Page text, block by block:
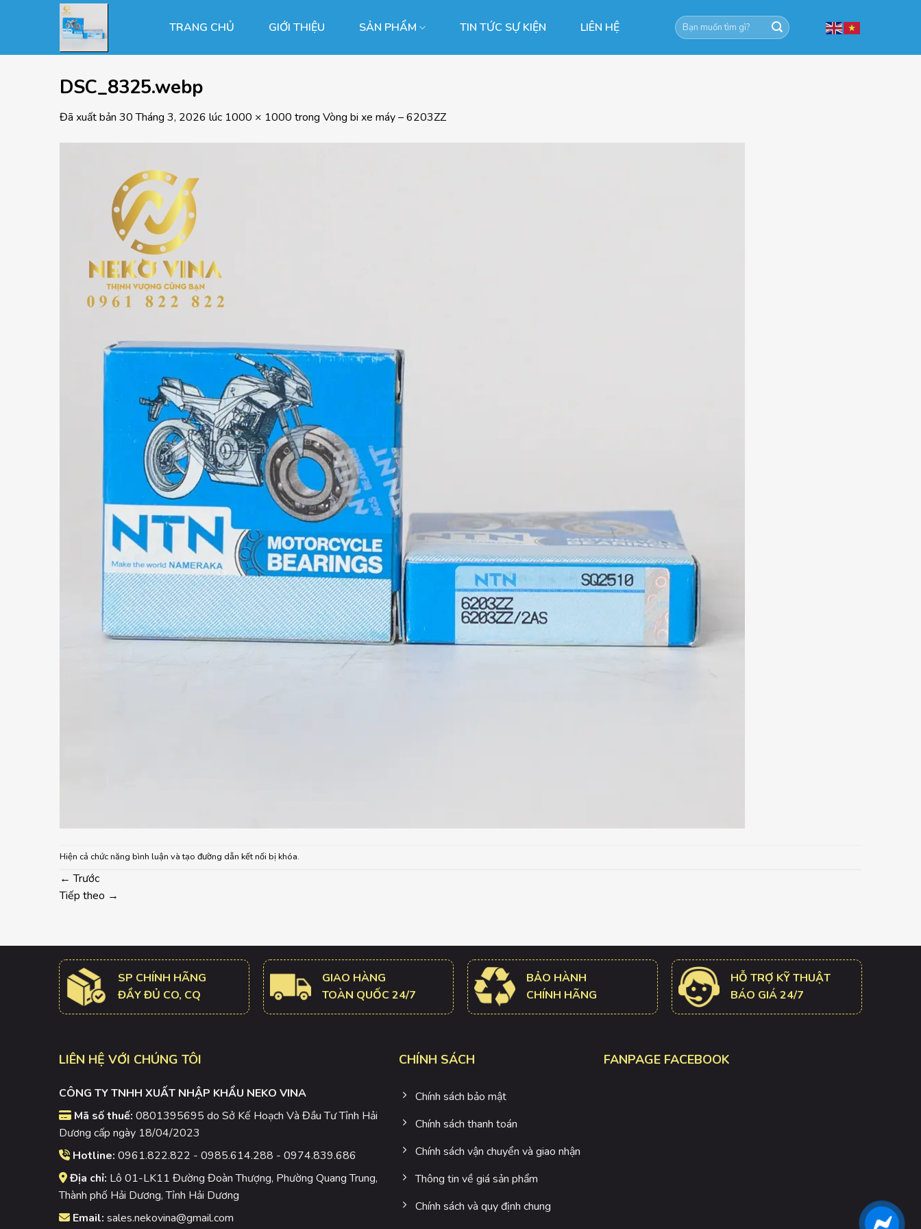
dung
TRANG CHỦ GIỚI THIỆU SẢN PHẨM TIN TỨC SỰ KIỆN LIÊN HỆ
Tìm
kiếm:
DSC_8325.webp
Đã xuất bản 30 Tháng 3, 2026 lúc 1000 × 1000 trong Vòng bi xe máy – 6203ZZ
Hiện cả chức năng bình luận và tạo đường dẫn kết nối bị khóa.
← Trước
Tiếp theo →
SP CHÍNH HÃNG
ĐẦY ĐỦ CO, CQ
GIAO HÀNG
TOÀN QUỐC 24/7
BẢO HÀNH
CHÍNH HÃNG
HỖ TRỢ KỸ THUẬT
BÁO GIÁ 24/7
LIÊN HỆ VỚI CHÚNG TÔI
CÔNG TY TNHH XUẤT NHẬP KHẨU NEKO VINA
Mã số thuế: 0801395695 do Sở Kế Hoạch Và Đầu Tư Tỉnh Hải
Dương cấp ngày 18/04/2023
Hotline: 0961.822.822 - 0985.614.288 - 0974.839.686
Địa chỉ: Lô 01-LK11 Đường Đoàn Thượng, Phường Quang Trung,
Thành phố Hải Dương, Tỉnh Hải Dương
Email: sales.nekovina@gmail.com
CHÍNH SÁCH
Chính sách bảo mật
Chính sách thanh toán
Chính sách vận chuyển và giao nhận
Thông tin về giá sản phẩm
Chính sách và quy định chung
FANPAGE FACEBOOK